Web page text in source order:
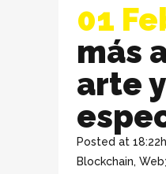
01
más
arte
Posted at 18:22h
Blockchain,